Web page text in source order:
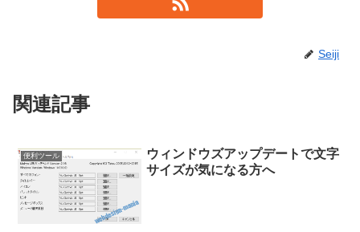
Seiji
関連記事
便利ツール
ウィンドウズアップデートで文字
サイズが気になる方へ